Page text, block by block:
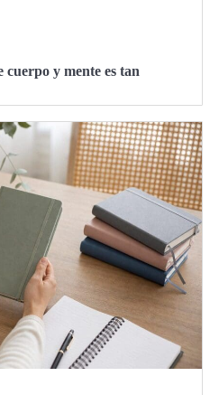
y mente es tan